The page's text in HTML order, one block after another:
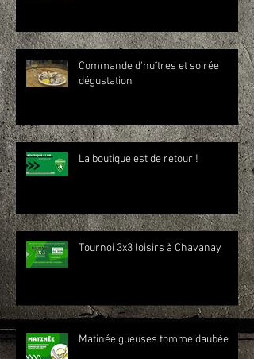
Commande d'huîtres et soirée
dégustation
La boutique est de retour !
Tournoi 3x3 loisirs à Chavanay
Matinée gueuses tomme daubée